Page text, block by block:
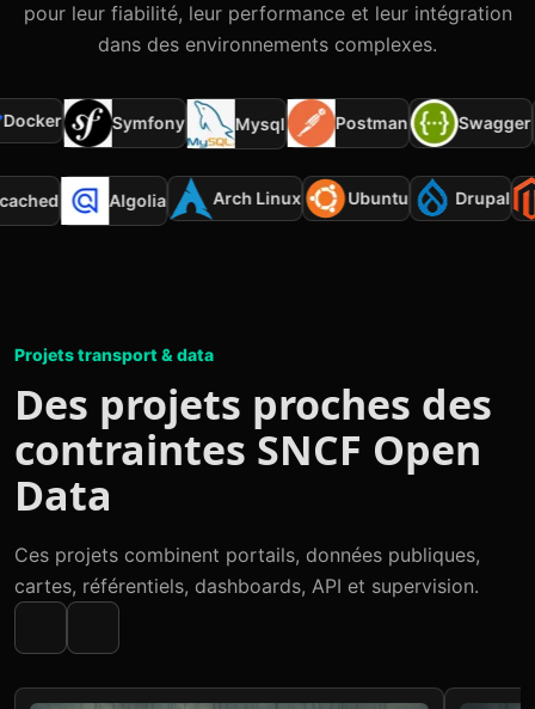
pour leur fiabilité, leur performance et leur intégration
dans des environnements complexes.
Symfony Mysql Postman Swagger
Algolia Arch Linux Ubuntu Drupal
Projets transport & data
Des projets proches des
contraintes SNCF Open
Data
Ces projets combinent portails, données publiques,
cartes, référentiels, dashboards, API et supervision.